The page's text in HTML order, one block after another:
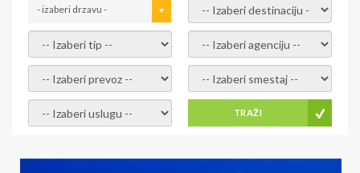
- izaberi drzavu - - izaberi destinaciju -
- izaberi tip - - izaberi agenciju -
- izaberi prevoz - - Izaberite smestaj -
- Izaberite uslugu - TRAŽI